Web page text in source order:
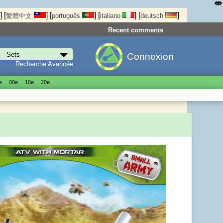
] [繁體中文 ] [português ] [italiano ] [deutsch ]
Recent comments
Recherche Avancée
Connexion
00е 10е 20е
⤄